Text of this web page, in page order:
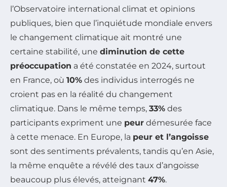
l’Observatoire international climat et opinions
publiques, bien que l’inquiétude mondiale envers
le changement climatique ait montré une
certaine stabilité, une diminution de cette
préoccupation a été constatée en 2024, surtout
en France, où 10% des individus interrogés ne
croient pas en la réalité du changement
climatique. Dans le même temps, 33% des
participants expriment une peur démesurée face
à cette menace. En Europe, la peur et l’angoisse
sont des sentiments prévalents, tandis qu’en Asie,
la même enquête a révélé des taux d’angoisse
beaucoup plus élevés, atteignant 47%.